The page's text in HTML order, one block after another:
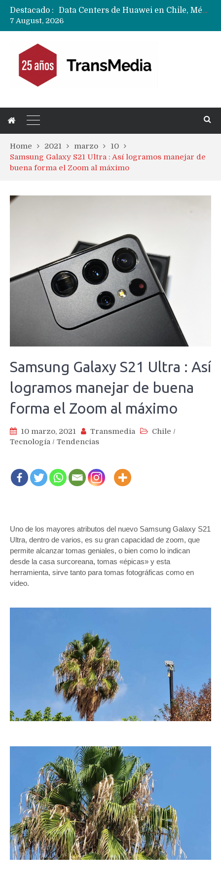
Destacado :
Data Centers de Huawei en Chile, México, Brasil,Perú y Argentina podrían verse afectados por arremetida de EE.UU
7 August, 2026
Home 2021 marzo
10
Samsung Galaxy S21 Ultra : Así logramos manejar de
buena forma el Zoom al máximo
Samsung Galaxy S21 Ultra : Así
logramos manejar de buena
forma el Zoom al máximo
10 marzo, 2021 Transmedia Chile /
Tecnología / Tendencias
Uno de los mayores atributos del nuevo Samsung Galaxy S21
Ultra, dentro de varios, es su gran capacidad de zoom, que
permite alcanzar tomas geniales, o bien como lo indican
desde la casa surcoreana, tomas «épicas» y esta
herramienta, sirve tanto para tomas fotográficas como en
video.